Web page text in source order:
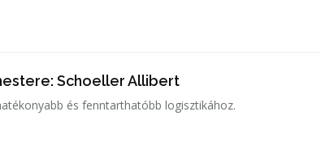
Schoeller Allibert
és fenntarthatóbb logisztikához.